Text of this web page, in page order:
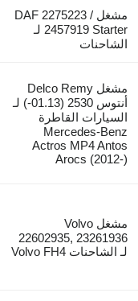
مشغل DAF 2275223 /
2457919 Starter لـ
الشاحنات
مشغل Delco Remy
أنتوس 2530 (01.13-) لـ
السيارات القاطرة
Mercedes-Benz
Actros MP4 Antos
Arocs (2012-)
مشغل Volvo
22602935, 23261936
لـ الشاحنات Volvo FH4